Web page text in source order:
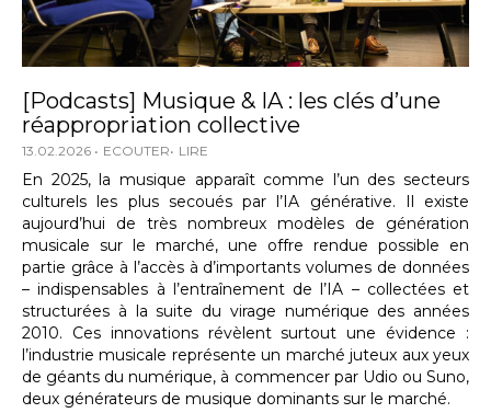
[Podcasts] Musique & IA : les clés d’une
réappropriation collective
13.02.2026 ECOUTER LIRE
En 2025, la musique apparaît comme l’un des secteurs
culturels les plus secoués par l’IA générative. Il existe
aujourd’hui de très nombreux modèles de génération
musicale sur le marché, une offre rendue possible en
partie grâce à l’accès à d’importants volumes de données
– indispensables à l’entraînement de l’IA – collectées et
structurées à la suite du virage numérique des années
2010. Ces innovations révèlent surtout une évidence :
l’industrie musicale représente un marché juteux aux yeux
de géants du numérique, à commencer par Udio ou Suno,
deux générateurs de musique dominants sur le marché.